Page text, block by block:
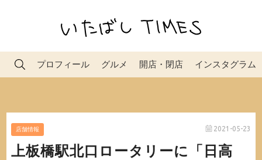
プロフィール グルメ 開店・閉店 インスタグラム
店舗情報 2021-05-23
上板橋駅北口ロータリーに「日高